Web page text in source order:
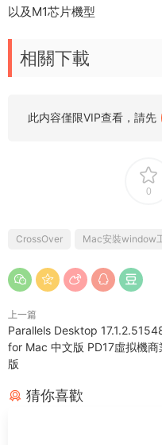
以及M1芯片機型
相關下載
此内容僅限VIP查看，請先
0
CrossOver Mac安裝window
上一篇
Parallels Desktop
for Mac 中文版 PD17虛拟機商
版
猜你喜歡